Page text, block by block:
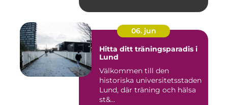
06. jun
Hitta ditt träningsparadis i
Lund
Välkommen till den
historiska universitetsstaden
Lund, där träning och hälsa
st&...